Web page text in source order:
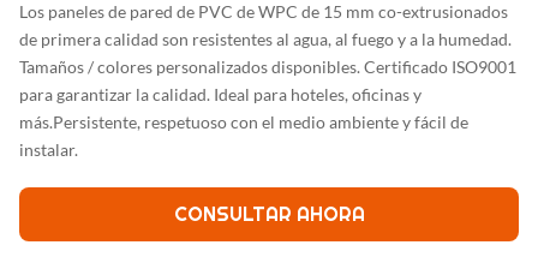
Los paneles de pared de PVC de WPC de 15 mm co-extrusionados
de primera calidad son resistentes al agua, al fuego y a la humedad.
Tamaños / colores personalizados disponibles. Certificado ISO9001
para garantizar la calidad. Ideal para hoteles, oficinas y
más.Persistente, respetuoso con el medio ambiente y fácil de
instalar.
CONSULTAR AHORA